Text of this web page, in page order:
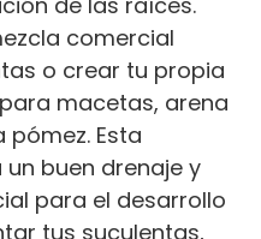
comercial
o crear tu propia
macetas, arena
Esta
buen drenaje y
para el desarrollo
tus suculentas,